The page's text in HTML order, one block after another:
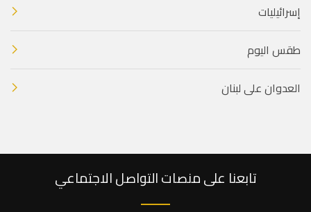
إسرائيليات
طقس اليوم
العدوان على لبنان
تابعنا على منصات التواصل الاجتماعي